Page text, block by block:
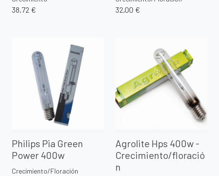
38,72 € 32,00 €
Philips Pia Green
Power 400w
Crecimiento/Floración
Agrolite Hps 400w -
Crecimiento/floració
n